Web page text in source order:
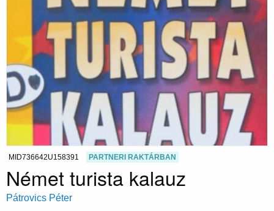
MID736642U158391 PARTNERI RAKTÁRBAN
Német turista kalauz
Pátrovics Péter